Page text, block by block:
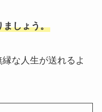
ましょう。
な人生が送れるよ